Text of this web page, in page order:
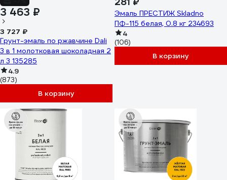
3 463 ₽
3 727 ₽
Грунт-эмаль по ржавчине Dali
3 в 1 молотковая шоколадная 2
л 3 135285
4.9
(873)
В корзину
Эмаль ПРЕСТИЖ Skladno
ПФ-115 белая, 0.8 кг 234693
4
(106)
В корзину